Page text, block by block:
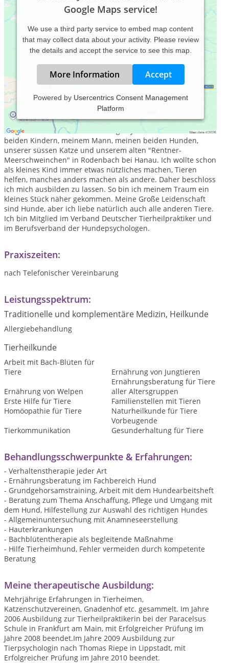
Google Maps service!
We use a third party service to embed map content
that may collect data about your activity. Please review
the details and accept the service to see this map.
More Information Accept
Powered by Usercentrics Consent Management
Platform
Ich heiße Francesa Ludwig und bin am 08. September 1975 in
Offenbach geboren. Seid meiner Kindheit bin ich mit Tieren
aufgewachsen. Ich lebe seid einigen Jahren mit meinen
beiden Kindern, meinem Mann, meinen beiden Hunden,
unserer süssen Katze und unserem alten "Rentner-
Meerschweinchen" in Rodenbach bei Hanau. Ich wollte schon
als kleines Kind immer etwas nützliches machen, Tieren
helfen, manches anders machen als andere. Daher beschloss
ich mich ausbilden zu lassen. So bin ich meinem Traum ein
kleines Stück näher gekommen. Meine Große Leidenschaft
sind Hunde, aber ich liebe natürlich auch alle anderen Tiere.
Ich bin Mitglied im Verband Deutscher Tierheilpraktiker und
im Berufsverband der Hundepsychologen.
Praxiszeiten:
nach Telefonischer Vereinbarung
Leistungsspektrum:
Traditionelle und komplementäre Medizin, Heilkunde
Allergiebehandlung
Tierheilkunde
Arbeit mit Bach-Blüten für
Tiere
Ernährung von Jungtieren
Ernährung von Welpen
Ernährungsberatung für Tiere
aller Altersgruppen
Erste Hilfe für Tiere
Familienstellen mit Tieren
Homöopathie für Tiere
Naturheilkunde für Tiere
Tierkommunikation
Vorbeugende
Gesunderhaltung für Tiere
Behandlungsschwerpunkte & Erfahrungen:
- Verhaltenstherapie jeder Art
- Ernährungsberatung im Fachbereich Hund
- Grundgehorsamstraining, Arbeit mit dem Hundearbeitsheft
- Beratung zum Thema Anschaffung, Pflege und Umgang mit
dem Hund, Hilfestellung zur Auswahl des richtigen Hundes
- Allgemeinuntersuchung mit Anamneseerstellung
- Hauterkrankungen
- Bachblütentherapie als begleitende Maßnahme
- Hilfe Tierheimhund, Fehler vermeiden durch kompetente
Beratung
Meine therapeutische Ausbildung:
Mehrjährige Erfahrungen in Tierheimen,
Katzenschutzvereinen, Gnadenhof etc. gesammelt. Im Jahre
2006 Ausbildung zur Tierheilpraktikerin bei der Paracelsus
Schule in Frankfurt am Main, mit Erfolgreicher Prüfung im
Jahre 2008 beendet.Im Jahre 2009 Ausbildung zur
Tierpsychologin nach Thomas Riepe in Lippstadt, mit
Erfolgreicher Prüfung im Jahre 2010 beendet.